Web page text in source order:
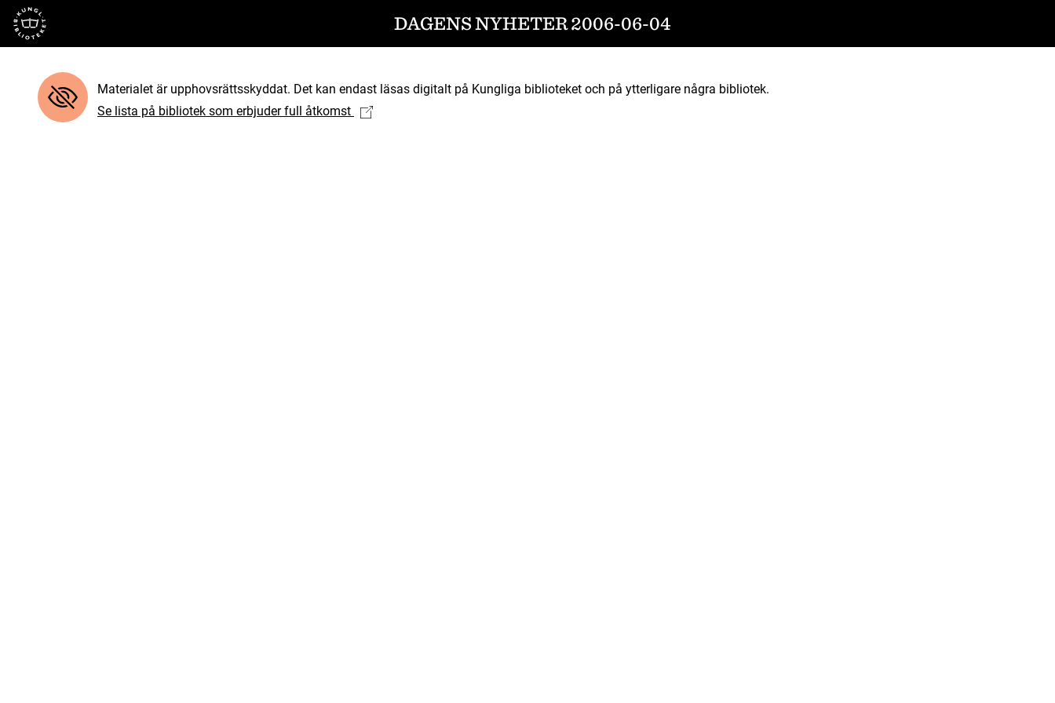
Till startsidan DAGENS NYHETER 2006-06-04
Materialet är upphovsrättsskyddat. Det kan endast läsas digitalt på Kungliga biblioteket och på ytterligare några bibliotek.
Se lista på bibliotek som erbjuder full åtkomst